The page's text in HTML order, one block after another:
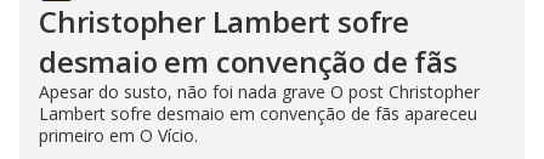
Christopher Lambert sofre
desmaio em convenção de fãs
Apesar do susto, não foi nada grave O post Christopher
Lambert sofre desmaio em convenção de fãs apareceu
primeiro em O Vício.